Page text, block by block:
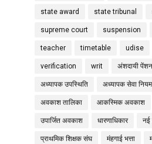
state award state tribunal
supreme court suspension
teacher timetable udise
verification writ अंशदायी
अध्यापक उपस्थिति अध्यापक सेवा
अवकाश तालिका आकस्मिक अवकाश
उपार्जित अवकाश धारणाधिकार नई
प्राथमिक शिक्षक संघ मंहगाई भत्ता